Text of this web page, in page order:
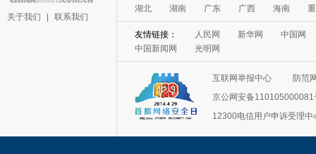
关于我们 联系我们
湖北
湖南 广东 广西 海南
友情链接： 人民网 新华网
中国网
中国新闻网
光明网
互联网举报中心
防范
京公网安备110105000081
12300电信用户申诉受理中